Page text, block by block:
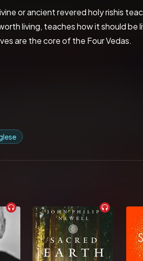
or ancient revered holy rishis
living, teaches how it should
are the core of the Four Vedas.